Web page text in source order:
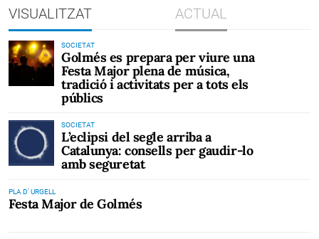
VISUALITZAT ACTUAL
SOCIETAT
Golmés es prepara per viure una
Festa Major plena de música,
tradició i activitats per a tots els
públics
SOCIETAT
L’eclipsi del segle arriba a
Catalunya: consells per gaudir-lo
amb seguretat
PLA D' URGELL
Festa Major de Golmés